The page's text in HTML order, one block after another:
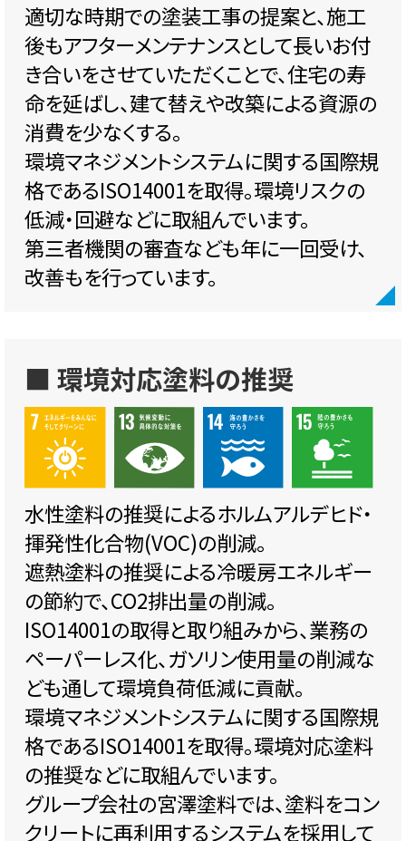
適切な時期での塗装工事の提案と、施工
後もアフターメンテナンスとして長いお付
き合いをさせていただくことで、住宅の寿
命を延ばし、建て替えや改築による資源の
消費を少なくする。
環境マネジメントシステムに関する国際規
格であるISO14001を取得。環境リスクの
低減・回避などに取組んでいます。
第三者機関の審査なども年に一回受け、
改善もを行っています。
■ 環境対応塗料の推奨
水性塗料の推奨によるホルムアルデヒド・
揮発性化合物(VOC)の削減。
遮熱塗料の推奨による冷暖房エネルギー
の節約で、CO2排出量の削減。
ISO14001の取得と取り組みから、業務の
ペーパーレス化、ガソリン使用量の削減な
ども通して環境負荷低減に貢献。
環境マネジメントシステムに関する国際規
格であるISO14001を取得。環境対応塗料
の推奨などに取組んでいます。
グループ会社の宮澤塗料では、塗料をコン
クリートに再利用するシステムを採用して